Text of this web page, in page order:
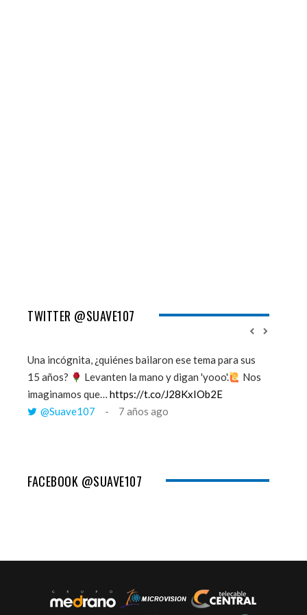
TWITTER @SUAVE107
Una incógnita, ¿quiénes bailaron ese tema para sus
15 años?
Levanten la mano y digan 'yooo'.
Nos
imaginamos que… https://t.co/J28KxIOb2E
@Suave107
7 años ago
FACEBOOK @SUAVE107